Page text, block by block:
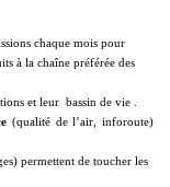
chaque mois pour
à la chaîne préférée des
et leur  bassin de vie .
(qualité de l’air, inforoute)
permettent de toucher les